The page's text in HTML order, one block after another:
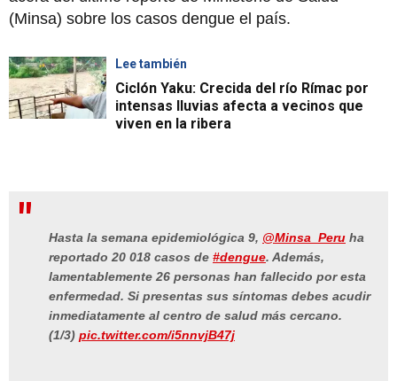
(Minsa) sobre los casos dengue el país.
Lee también
Ciclón Yaku: Crecida del río Rímac por
intensas lluvias afecta a vecinos que
viven en la ribera
Hasta la semana epidemiológica 9, @Minsa_Peru ha
reportado 20 018 casos de #dengue. Además,
lamentablemente 26 personas han fallecido por esta
enfermedad. Si presentas sus síntomas debes acudir
inmediatamente al centro de salud más cercano.
(1/3) pic.twitter.com/i5nnvjB47j